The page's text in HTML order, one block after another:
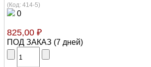
(Код: 414-5)
0
825,00 ₽
ПОД ЗАКАЗ (7 дней)